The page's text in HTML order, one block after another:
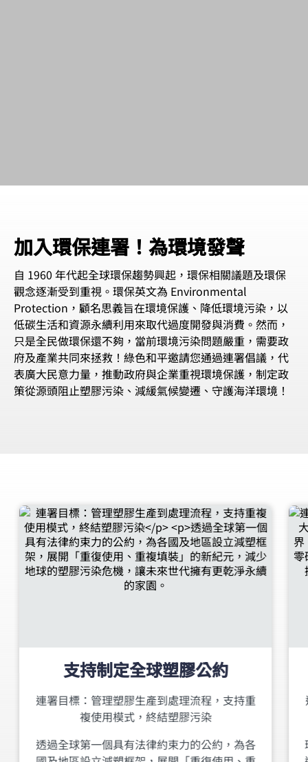
加入環保連署！為環境發聲
自 1960 年代起全球環保趨勢興起，環保相關議題及環保
觀念逐漸受到重視。環保英文為 Environmental
Protection，顧名思義旨在環境保護、降低環境污染，以
低碳生活和資源永續利用來取代過度開發與消費。然而，
只是全民做環保還不夠，當前環境污染問題嚴重，需要政
府及產業共同來拯救！綠色和平邀請您通過連署倡議，代
表廣大民意力量，推動政府與企業重視環境保護，制定政
策從源頭阻止塑膠污染、減緩氣候變遷、守護海洋環境！
支持制定全球塑膠公約
連署目標：管理塑膠生產到處理流程，支持重
複使用模式，終結塑膠污染
透過全球第一個具有法律約束力的公約，為各